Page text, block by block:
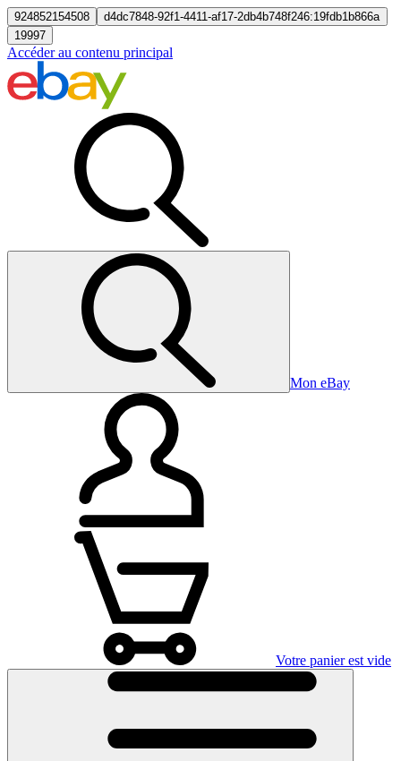
924852154508
d4dc7848-92f1-4411-af17-2db4b748f246:19fdb1b866a
19997
Accéder au contenu principal
Mon eBay
Votre panier est vide